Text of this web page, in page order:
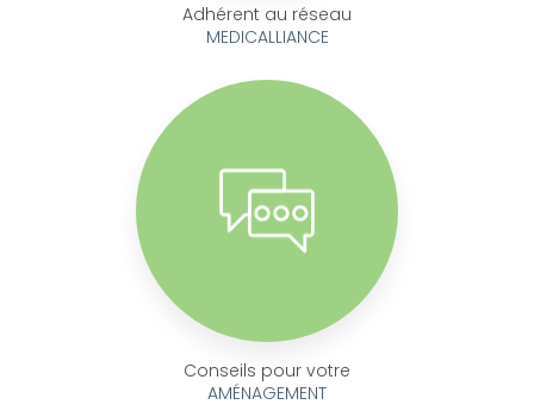
Adhérent au réseau
MEDICALLIANCE
Conseils pour votre
AMÉNAGEMENT